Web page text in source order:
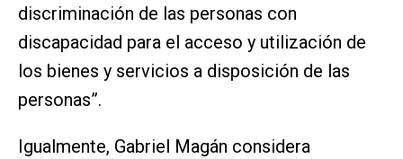
discriminación de las personas con
discapacidad para el acceso y utilización de
los bienes y servicios a disposición de las
personas”.
Igualmente, Gabriel Magán considera